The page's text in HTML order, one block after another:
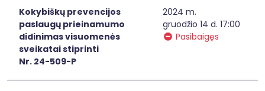
Kokybiškų prevencijos
paslaugų prieinamumo
didinimas visuomenės
sveikatai stiprinti
Nr. 24-509-P
2024 m.
gruodžio 14 d. 17:00
Pasibaigęs